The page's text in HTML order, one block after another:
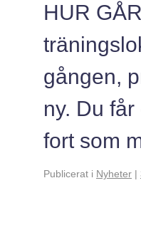
HUR
gången,
ny. Du
fort som
Publicerat i Nyheter |